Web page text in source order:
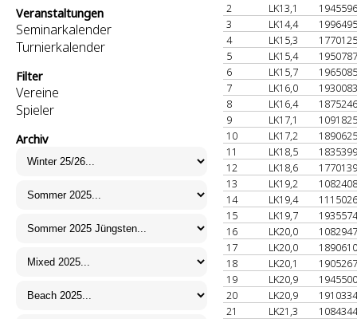
Veranstaltungen
Seminarkalender
Turnierkalender
Filter
Vereine
Spieler
Archiv
2
LK13,1
3
LK14,4
4
LK15,3
5
LK15,4
6
LK15,7
7
LK16,0
8
LK16,4
9
LK17,1
10
LK17,2
11
LK18,5
12
LK18,6
13
LK19,2
14
LK19,4
15
LK19,7
16
LK20,0
17
LK20,0
18
LK20,1
19
LK20,9
20
LK20,9
21
LK21,3